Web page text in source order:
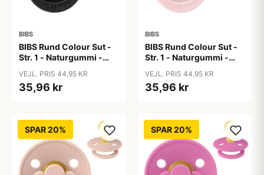
BIBS
BIBS Rund Colour Sut -
Str. 1 - Naturgummi -
VEJL. PRIS 44,95 KR
35,96 kr
BIBS
BIBS Rund Colour Sut -
Str. 1 - Naturgummi -
VEJL. PRIS 44,95 KR
35,96 kr
SPAR 20% SPAR 20%